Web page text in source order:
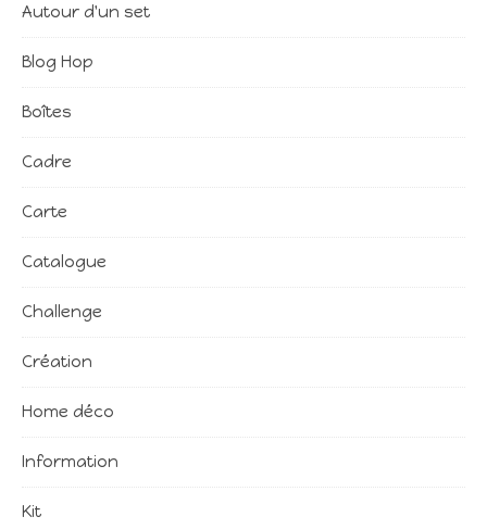
Autour d'un set
Blog Hop
Boîtes
Cadre
Carte
Catalogue
Challenge
Création
Home déco
Information
Kit